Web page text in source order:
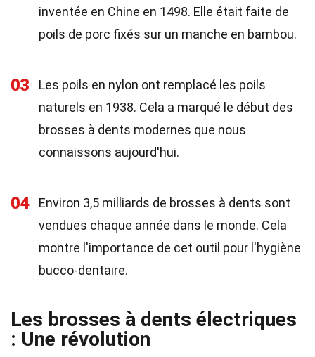
inventée en Chine en 1498. Elle était faite de
poils de porc fixés sur un manche en bambou.
03
Les poils en nylon ont remplacé les poils
naturels en 1938. Cela a marqué le début des
brosses à dents modernes que nous
connaissons aujourd'hui.
04
Environ 3,5 milliards de brosses à dents sont
vendues chaque année dans le monde. Cela
montre l'importance de cet outil pour l'hygiène
bucco-dentaire.
Les brosses à dents électriques
: Une révolution